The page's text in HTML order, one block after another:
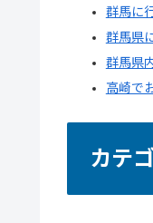
群馬に
群馬県
群馬県
高崎で
カテ